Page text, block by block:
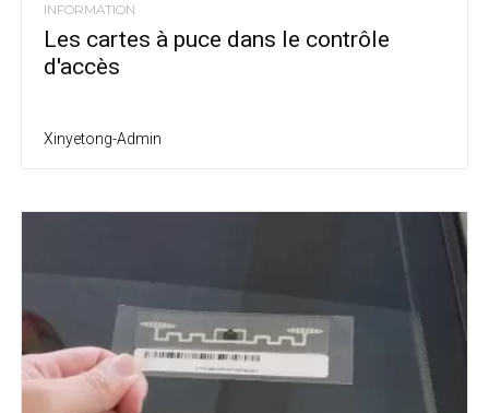
INFORMATION
Les cartes à puce dans le contrôle
d'accès
Xinyetong-Admin